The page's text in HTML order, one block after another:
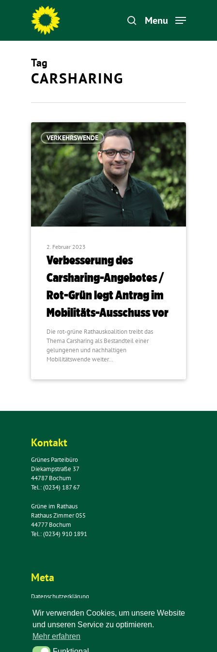
Hit enter to search or ESC to close
Menu
Tag
CARSHARING
VERKEHRSWENDE
2. Februar 2023
Verbesserung des
Carsharing-Angebotes /
Rot-Grün legt Antrag im
Mobilitäts-Ausschuss vor
Die rot-grüne Rathauskoalition treibt das
Thema Carsharing als Bestandteil einer
gelungenen und nachhaltigen
Mobilitätswende weiter…
Kontakt
Grünes Parteibüro
Diekampstraße 37
44787 Bochum
Tel.: (0234) 187 67
Grüne im Rathaus
Rathaus Zimmer 055
44777 Bochum
Tel.: (0234) 910 1891
Meta
Datenschutzerklärung
Impressum
Kontakt
Newsletter
Wir verwenden Cookies, um unsere Website
und unseren Service zu optimieren.
Mehr erfahren